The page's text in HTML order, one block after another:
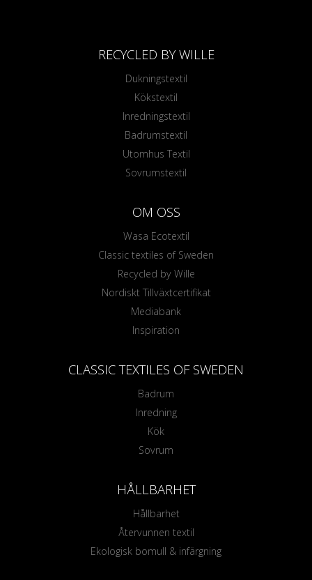
RECYCLED BY WILLE
Dukningstextil
Kökstextil
Inredningstextil
Badrumstextil
Utomhus Textil
Sovrumstextil
OM OSS
Wasa Ecotextil
Classic textiles of Sweden
Recycled by Wille
Nordiskt Tillväxtcertifikat
Mediabank
Inspiration
CLASSIC TEXTILES OF SWEDEN
Badrum
Inredning
Kök
Sovrum
HÅLLBARHET
Hållbarhet
Återvunnen textil
Ekologisk bomull & infärgning